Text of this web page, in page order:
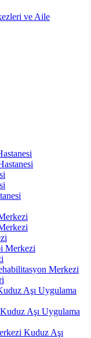
ve Aile
Merkezi
Merkezi
Aşı Uygulama
Aşı Uygulama
Kuduz Aşı